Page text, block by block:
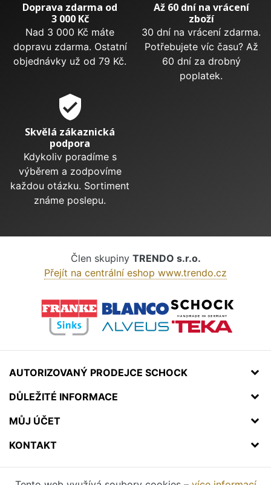
Doprava zdarma od
3 000 Kč
Nad 3 000 Kč máte
dopravu zdarma. Ostatní
objednávky už od 79 Kč.
Až 60 dní na vrácení
zboží
30 dní na vrácení zdarma.
Potřebujete víc času? Až
60 dní za drobný
poplatek.
verified_user
Skvělá zákaznická
podpora
Kdykoliv poradíme s
výběrem a zodpovíme
každou otázku. Sortiment
známe poslepu.
Člen skupiny TRENDO s.r.o.
Přejít na centrální eshop www.trendo.cz
AUTORIZOVANÝ PRODEJCE SCHOCK
DŮLEŽITÉ INFORMACE
MŮJ ÚČET
KONTAKT